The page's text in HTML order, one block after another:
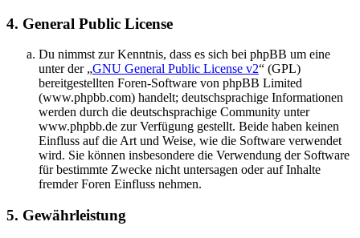
4. General Public License
Du nimmst zur Kenntnis, dass es sich bei phpBB um eine
unter der „GNU General Public License v2“ (GPL)
bereitgestellten Foren-Software von phpBB Limited
(www.phpbb.com) handelt; deutschsprachige Informationen
werden durch die deutschsprachige Community unter
www.phpbb.de zur Verfügung gestellt. Beide haben keinen
Einfluss auf die Art und Weise, wie die Software verwendet
wird. Sie können insbesondere die Verwendung der Software
für bestimmte Zwecke nicht untersagen oder auf Inhalte
fremder Foren Einfluss nehmen.
5. Gewährleistung